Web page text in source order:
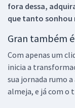
fora dessa,
que tanto sonhou
Gran também
Com apenas um
inicia a
sua jornada rumo
almeja, e já com o